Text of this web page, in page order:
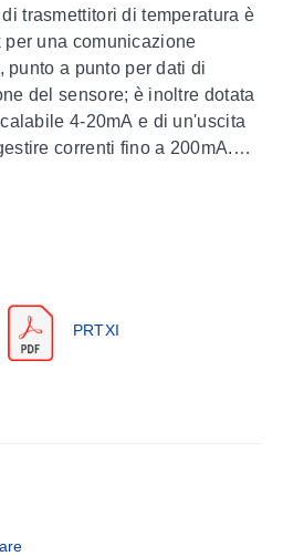
trasmettitori di temperatura è
una comunicazione
a punto per dati di
del sensore; è inoltre dotata
4-20mA e di un'uscita
correnti fino a 200mA.
un elemento RTD PT100
completamente saldata in
ed è classificato IP69K.
standard da 2" a 12", con
8", 3/16" e 1/4", e connessioni
1/4", 3/8" e 1/2".
PRTXI